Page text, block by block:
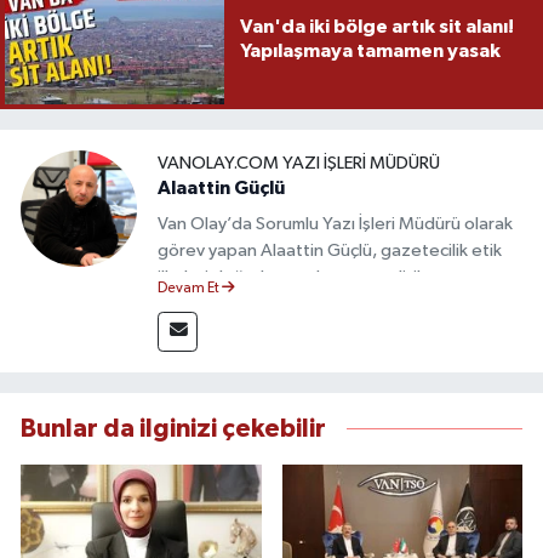
Van'da iki bölge artık sit alanı!
Yapılaşmaya tamamen yasak
VANOLAY.COM YAZI İŞLERI MÜDÜRÜ
Alaattin Güçlü
Van Olay’da Sorumlu Yazı İşleri Müdürü olarak
görev yapan Alaattin Güçlü, gazetecilik etik
ilkeleri doğrultusunda yayın politikasının
yönetiminden sorumludur. Yerel ve ulusal
gündemi yakından takip eden Güçlü, tarafsız,
etmektedir.
Devam Et
Bunlar da ilginizi çekebilir